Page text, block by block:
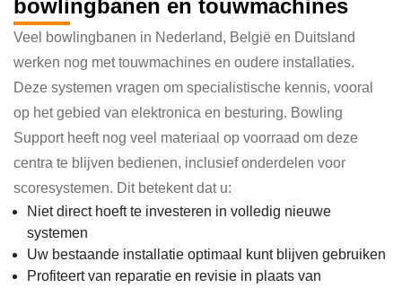
bowlingbanen en touwmachines
Veel bowlingbanen in Nederland, België en Duitsland
werken nog met touwmachines en oudere installaties.
Deze systemen vragen om specialistische kennis, vooral
op het gebied van elektronica en besturing. Bowling
Support heeft nog veel materiaal op voorraad om deze
centra te blijven bedienen, inclusief onderdelen voor
scoresystemen. Dit betekent dat u:
Niet direct hoeft te investeren in volledig nieuwe
systemen
Uw bestaande installatie optimaal kunt blijven gebruiken
Profiteert van reparatie en revisie in plaats van